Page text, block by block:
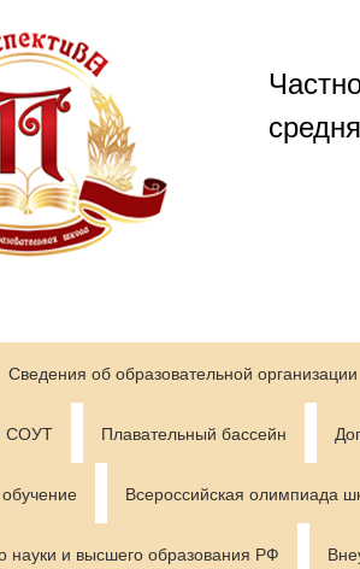
Сведения об образовательной организации
СОУТ Плавательный бассейн
Всероссийская олимпиада
науки и высшего образования РФ